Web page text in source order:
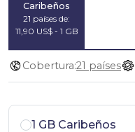
Caribeños
21 países de:
11,90 US$ - 1 GB
Cobertura:21 países
1 GB Caribeños